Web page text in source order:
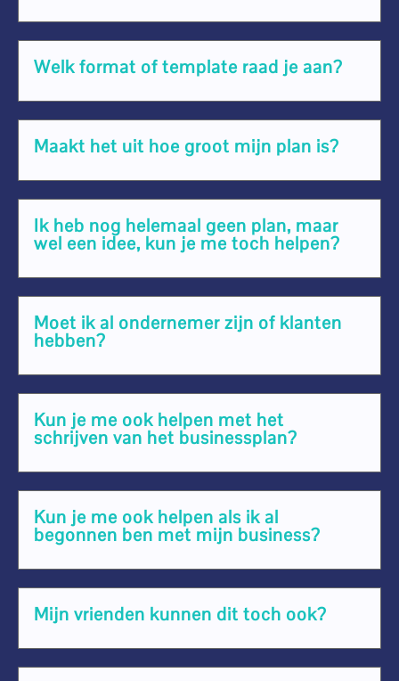
Welk format of template raad je aan?
Maakt het uit hoe groot mijn plan is?
Ik heb nog helemaal geen plan, maar
wel een idee, kun je me toch helpen?
Moet ik al ondernemer zijn of klanten
hebben?
Kun je me ook helpen met het
schrijven van het businessplan?
Kun je me ook helpen als ik al
begonnen ben met mijn business?
Mijn vrienden kunnen dit toch ook?